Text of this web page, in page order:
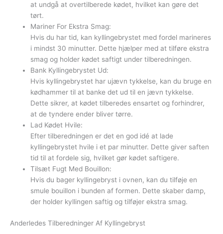
at undgå at overtilberede kødet, hvilket kan gøre det
tørt.
Mariner For Ekstra Smag:
Hvis du har tid, kan kyllingebrystet med fordel marineres
i mindst 30 minutter. Dette hjælper med at tilføre ekstra
smag og holder kødet saftigt under tilberedningen.
Bank Kyllingebrystet Ud:
Hvis kyllingebrystet har ujævn tykkelse, kan du bruge en
kødhammer til at banke det ud til en jævn tykkelse.
Dette sikrer, at kødet tilberedes ensartet og forhindrer,
at de tyndere ender bliver tørre.
Lad Kødet Hvile:
Efter tilberedningen er det en god idé at lade
kyllingebrystet hvile i et par minutter. Dette giver saften
tid til at fordele sig, hvilket gør kødet saftigere.
Tilsæt Fugt Med Bouillon:
Hvis du bager kyllingebryst i ovnen, kan du tilføje en
smule bouillon i bunden af formen. Dette skaber damp,
der holder kyllingen saftig og tilføjer ekstra smag.
Anderledes Tilberedninger Af Kyllingebryst